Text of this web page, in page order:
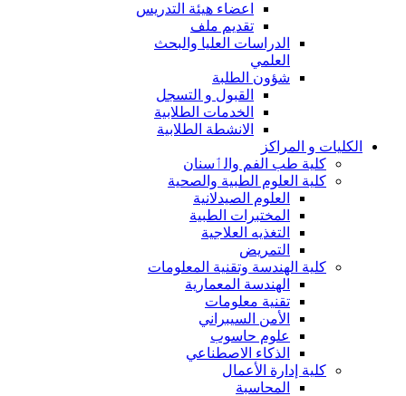
اعضاء هيئة التدريس
تقديم ملف
الدراسات العليا والبحث
العلمي
شؤون الطلبة
القبول و التسجل
الخدمات الطلابية
الانشطة الطلابية
الكليات و المراكز
كلية طب الفم والٲسنان
كلية العلوم الطبية والصحية
العلوم الصيدلانية
المختبرات الطبية
التغذيه العلاجية
التمريض
كلية الهندسة وتقنية المعلومات
الهندسة المعمارية
تقنية معلومات
الأمن السيبراني
علوم حاسوب
الذكاء الاصطناعي
كلية إدارة الأعمال
المحاسبة